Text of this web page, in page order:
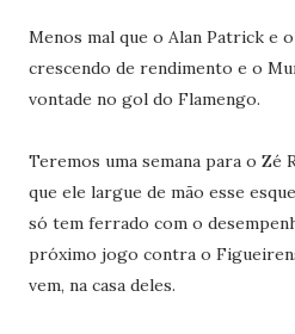
Menos mal que o Alan Patrick e
crescendo de rendimento e o
vontade no gol do Flamengo.
Teremos uma semana para o
que ele largue de mão esse
só tem ferrado com o
próximo jogo contra o
vem, na casa deles.